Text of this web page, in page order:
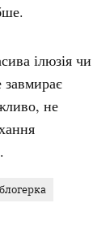
ілюзія чи
завмирає
не